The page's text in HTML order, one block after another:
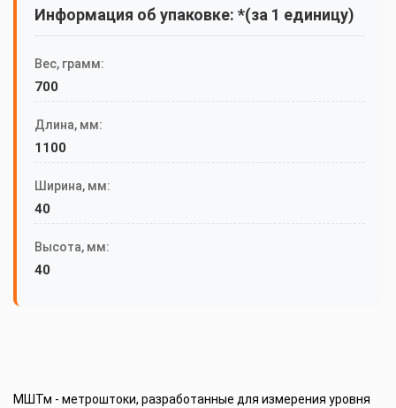
Информация об упаковке: *(за 1 единицу)
Вес, грамм:
700
Длина, мм:
1100
Ширина, мм:
40
Высота, мм:
40
МШТм - метроштоки, разработанные для измерения уровня